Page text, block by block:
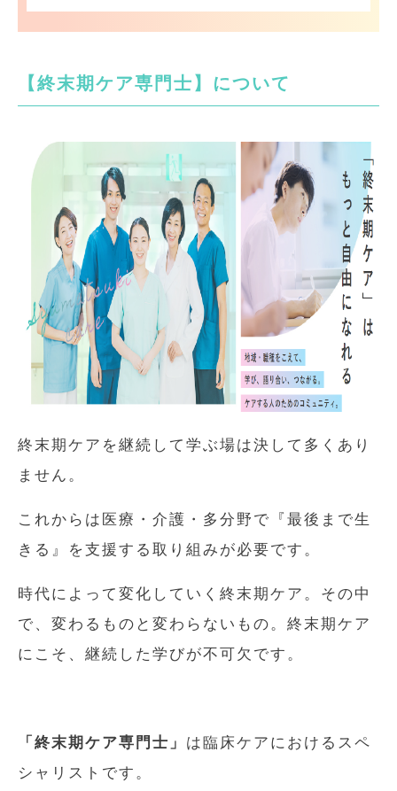
【終末期ケア専門士】について
終末期ケアを継続して学ぶ場は決して多くあり
ません。
これからは医療・介護・多分野で『最後まで生
きる』を支援する取り組みが必要です。
時代によって変化していく終末期ケア。その中
で、変わるものと変わらないもの。終末期ケア
にこそ、継続した学びが不可欠です。
「終末期ケア専門士」 は臨床ケアにおけるスペ
シャリストです。